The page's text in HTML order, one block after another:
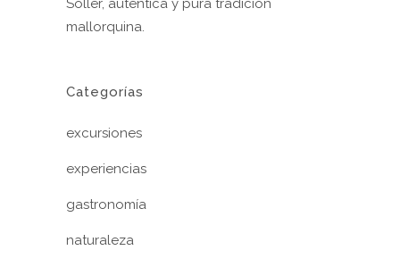
Sóller, auténtica y pura tradición
mallorquina.
Categorías
excursiones
experiencias
gastronomía
naturaleza